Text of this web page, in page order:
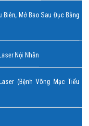
Biên, Mở Bao Sau Đục Bằng
Nội Nhãn
(bệnh Võng Mạc Tiểu